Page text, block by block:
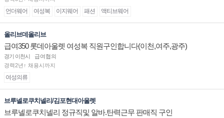
언더웨어 여성복 이지웨어 패션 액티브웨어
올리브데올리브
급여350 롯데아울렛 여성복 직원구인합니다(이천,여주,광주)
경기 이천시
급여협의
경력2년↑ 채용시까지
여성의류
브루넬로쿠치넬리/김포현대아울렛
브루넬로쿠치넬리 정규직및 알바.탄력근무 판매직 구인